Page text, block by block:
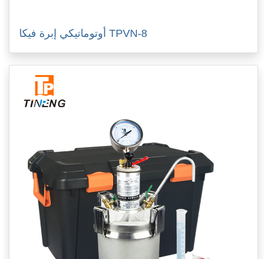
أوتوماتيكي إبرة فيكا TPVN-8